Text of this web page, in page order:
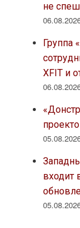
не
Группа
XFIT и
входит